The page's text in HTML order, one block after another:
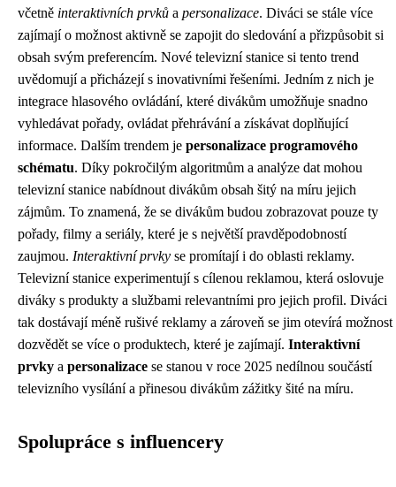
včetně interaktivních prvků a personalizace. Diváci se stále více
zajímají o možnost aktivně se zapojit do sledování a přizpůsobit si
obsah svým preferencím. Nové televizní stanice si tento trend
uvědomují a přicházejí s inovativními řešeními. Jedním z nich je
integrace hlasového ovládání, které divákům umožňuje snadno
vyhledávat pořady, ovládat přehrávání a získávat doplňující
informace. Dalším trendem je personalizace programového
schématu. Díky pokročilým algoritmům a analýze dat mohou
televizní stanice nabídnout divákům obsah šitý na míru jejich
zájmům. To znamená, že se divákům budou zobrazovat pouze ty
pořady, filmy a seriály, které je s největší pravděpodobností
zaujmou. Interaktivní prvky se promítají i do oblasti reklamy.
Televizní stanice experimentují s cílenou reklamou, která oslovuje
diváky s produkty a službami relevantními pro jejich profil. Diváci
tak dostávají méně rušivé reklamy a zároveň se jim otevírá možnost
dozvědět se více o produktech, které je zajímají. Interaktivní
prvky a personalizace se stanou v roce 2025 nedílnou součástí
televizního vysílání a přinesou divákům zážitky šité na míru.
Spolupráce s influencery